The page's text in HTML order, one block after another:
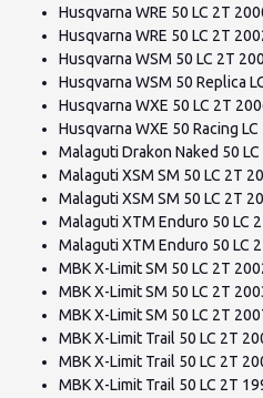
Husqvarna WRE 50 LC 2T
Husqvarna WRE 50 LC 2T
Husqvarna WSM 50 LC 2T
Husqvarna WSM 50 Replica
Husqvarna WXE 50 LC 2T
Husqvarna WXE 50 Racing
Malaguti Drakon Naked 50
Malaguti XSM SM 50 LC 2T
Malaguti XSM SM 50 LC 2T
Malaguti XTM Enduro 50 LC
Malaguti XTM Enduro 50 LC
MBK X-Limit SM 50 LC 2T
MBK X-Limit SM 50 LC 2T
MBK X-Limit SM 50 LC 2T
MBK X-Limit Trail 50 LC 2T
MBK X-Limit Trail 50 LC 2T
MBK X-Limit Trail 50 LC 2T